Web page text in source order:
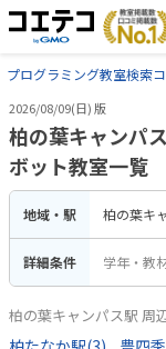
プログラミング教室検索
2026/08/09(日) 版
柏の葉キャンパ
ボット教室一覧
地域・駅 柏の葉キ
詳細条件 学年・教
柏の葉キャンパス駅 周